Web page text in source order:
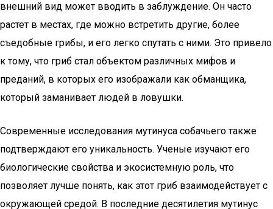
внешний вид может вводить в заблуждение. Он часто
растет в местах, где можно встретить другие, более
съедобные грибы, и его легко спутать с ними. Это привело
к тому, что гриб стал объектом различных мифов и
преданий, в которых его изображали как обманщика,
который заманивает людей в ловушки.
Современные исследования мутинуса собачьего также
подтверждают его уникальность. Ученые изучают его
биологические свойства и экосистемную роль, что
позволяет лучше понять, как этот гриб взаимодействует с
окружающей средой. В последние десятилетия мутинус